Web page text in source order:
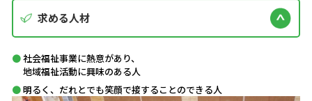
求める人材
社会福祉事業に熱意があり、
地域福祉活動に興味のある人
明るく、だれとでも笑顔で接することのできる人